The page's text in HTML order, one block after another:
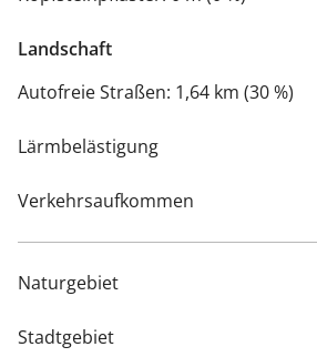
Landschaft
Autofreie Straßen: 1,64 km (30 %)
Lärmbelästigung
Verkehrsaufkommen
Naturgebiet
Stadtgebiet